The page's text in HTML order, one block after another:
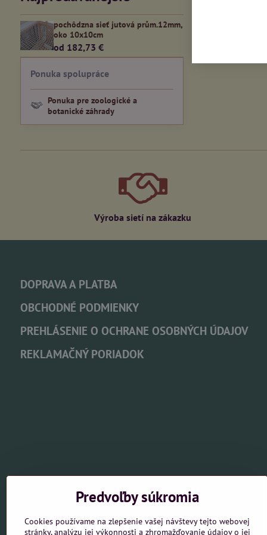
pochôdzna sieť jutová prům.12mm,
oko 10x10cm
od 182,73 €
Ponuka spolupráce
Ponuka pre zoologické a
botanické záhrady
Výroba sietí na zákazku
DOPRAVA A PLATBA
OBCHODNÉ PODMIENKY
PREHLÁSENIE O OCHRANE OSOBNÝCH ÚDAJOV
REKLAMAČNÝ PORIADOK
Predvoľby súkromia
Cookies používame na zlepšenie vašej návštevy tejto webovej
stránky, analýzu jej výkonnosti a zhromažďovanie údajov o jej